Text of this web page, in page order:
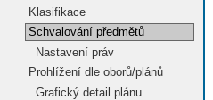
Klasifikace
Schvalování předmětů
Nastavení práv
Prohlížení dle oborů/plánů
Grafický detail plánu